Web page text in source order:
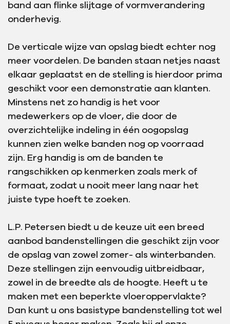
band aan flinke slijtage of vormverandering
onderhevig.
De verticale wijze van opslag biedt echter nog
meer voordelen. De banden staan netjes naast
elkaar geplaatst en de stelling is hierdoor prima
geschikt voor een demonstratie aan klanten.
Minstens net zo handig is het voor
medewerkers op de vloer, die door de
overzichtelijke indeling in één oogopslag
kunnen zien welke banden nog op voorraad
zijn. Erg handig is om de banden te
rangschikken op kenmerken zoals merk of
formaat, zodat u nooit meer lang naar het
juiste type hoeft te zoeken.
L.P. Petersen biedt u de keuze uit een breed
aanbod bandenstellingen die geschikt zijn voor
de opslag van zowel zomer- als winterbanden.
Deze stellingen zijn eenvoudig uitbreidbaar,
zowel in de breedte als de hoogte. Heeft u te
maken met een beperkte vloeroppervlakte?
Dan kunt u ons basistype bandenstelling tot wel